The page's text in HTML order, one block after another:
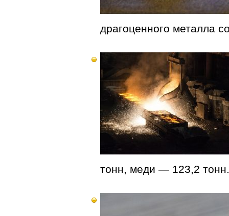
драгоценного металла
тонн, меди — 123,2 тонн.